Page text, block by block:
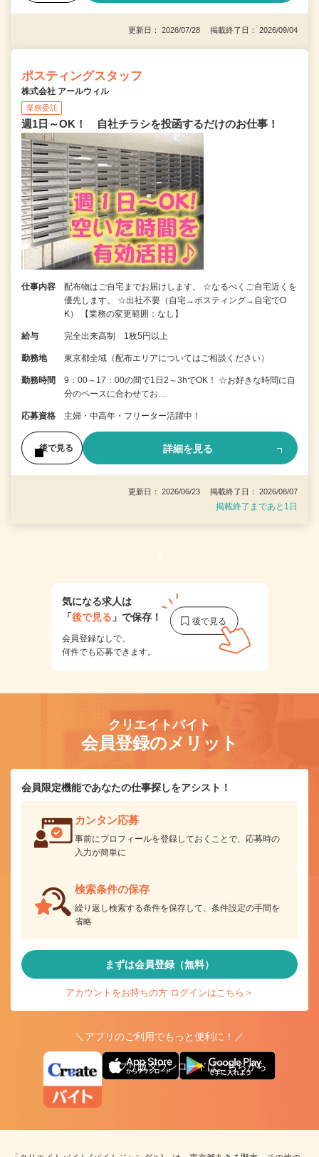
更新日： 2026/07/28 掲載終了日： 2026/09/04
ポスティングスタッフ
株式会社 アールウィル
業務委託
週1日～OK！ 自社チラシを投函するだけのお仕事！
仕事内容
配布物はご自宅までお届けします。 ☆なるべくご自宅近くを
優先します。 ☆出社不要（自宅→ポスティング→自宅でO
K） 【業務の変更範囲：なし】
給与 完全出来高制 1枚5円以上
勤務地 東京都全域（配布エリアについてはご相談ください）
勤務時間
9：00～17：00の間で1日2～3hでOK！ ☆お好きな時間に自
分のペースに合わせてお…
応募資格 主婦・中高年・フリーター活躍中！
後で見る 詳細を見る
更新日： 2026/06/23 掲載終了日： 2026/08/07
掲載終了まであと1日
1
気になる求人は
「後で見る 」で保存！
会員登録なしで、
何件でも応募できます。
クリエイトバイト
会員登録のメリット
会員限定機能であなたの仕事探しをアシスト！
カンタン応募
事前にプロフィールを登録しておくことで、応募時の
入力が簡単に
検索条件の保存
繰り返し検索する条件を保存して、条件設定の手間を
省略
まずは会員登録（無料）
アカウントをお持ちの方 ログインはこちら＞
＼アプリのご利用でもっと便利に！／
アプリ版ダウンロードはこちらから